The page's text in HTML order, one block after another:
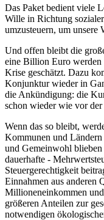
Das Paket bedient viele
Wille in Richtung
umzusteuern, um unsere
Und offen bleibt die
eine Billion Euro
Krise geschätzt. Dazu
Konjunktur wieder in
die Ankündigung: die
schon wieder wie vor
Wenn das so bleibt,
Kommunen und
und Gemeinwohl
dauerhafte -
Steuergerechtigkeit
Einnahmen aus anderen
Millioneneinkommen
größeren Anteilen zur
notwendigen